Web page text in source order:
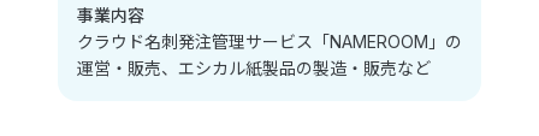
事業内容
クラウド名刺発注管理サービス「NAMEROOM」の
運営・販売、エシカル紙製品の製造・販売など